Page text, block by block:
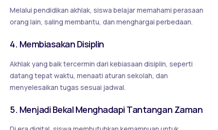
Melalui pendidikan akhlak, siswa belajar memahami perasaan
orang lain, saling membantu, dan menghargai perbedaan.
4. Membiasakan Disiplin
Akhlak yang baik tercermin dari kebiasaan disiplin, seperti
datang tepat waktu, menaati aturan sekolah, dan
menyelesaikan tugas sesuai jadwal.
5. Menjadi Bekal Menghadapi Tantangan Zaman